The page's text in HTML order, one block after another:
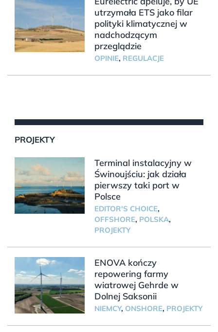
utrzymała ETS jako filar
polityki klimatycznej w
nadchodzącym
przeglądzie
OPINIE, REGULACJE
PROJEKTY
Terminal instalacyjny w
Świnoujściu: jak działa
pierwszy taki port w
Polsce
EDITOR'S CHOICE,
OFFSHORE, POLSKA,
PROJEKTY
ENOVA kończy
repowering farmy
wiatrowej Gehrde w
Dolnej Saksonii
NIEMCY, ONSHORE, PROJEKTY